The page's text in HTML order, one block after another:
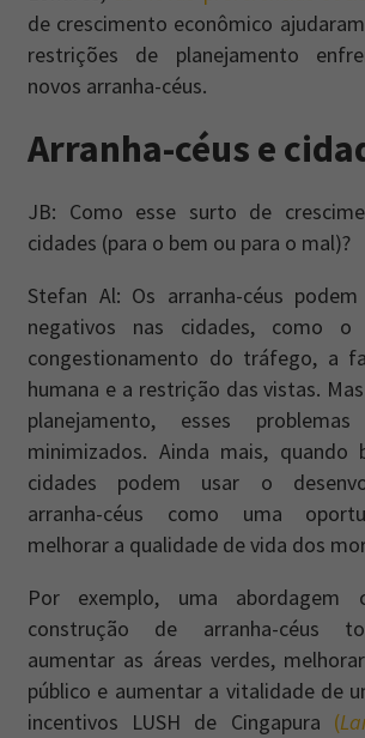
de crescimento econômico
restrições de planejamento
novos arranha-céus.
Arranha-céus e
JB: Como esse surto de
cidades (para o bem ou para o mal)?
Stefan Al: Os arranha-céus
negativos nas cidades, como o
congestionamento do tráfego, a
humana e a restrição das vistas.
planejamento, esses
minimizados. Ainda mais,
cidades podem usar o
arranha-céus como uma
melhorar a qualidade de vida dos
Por exemplo, uma abordagem
construção de arranha-céus
aumentar as áreas verdes,
público e aumentar a vitalidade de
incentivos LUSH de Cingapura (